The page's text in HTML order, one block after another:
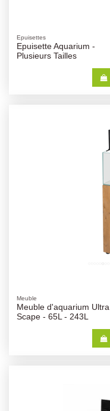
Epuisettes
Epuisette Aquarium -
Plusieurs Tailles
Meuble
Meuble d'aquarium Ultra
Scape - 65L - 243L